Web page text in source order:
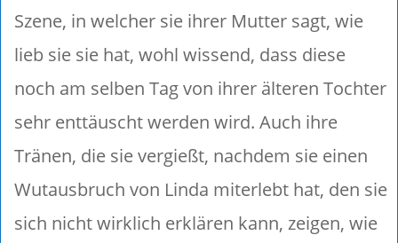
Szene, in welcher sie ihrer Mutter sagt, wie
lieb sie sie hat, wohl wissend, dass diese
noch am selben Tag von ihrer älteren Tochter
sehr enttäuscht werden wird. Auch ihre
Tränen, die sie vergießt, nachdem sie einen
Wutausbruch von Linda miterlebt hat, den sie
sich nicht wirklich erklären kann, zeigen, wie